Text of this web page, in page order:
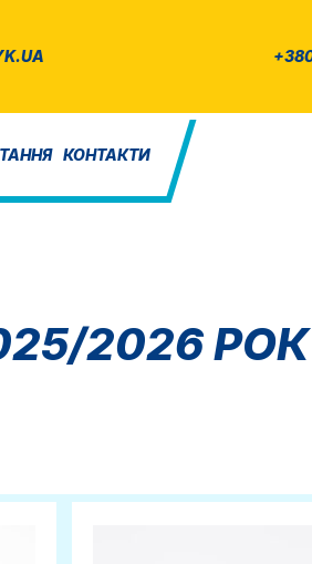
КОНТАКТИ
2026